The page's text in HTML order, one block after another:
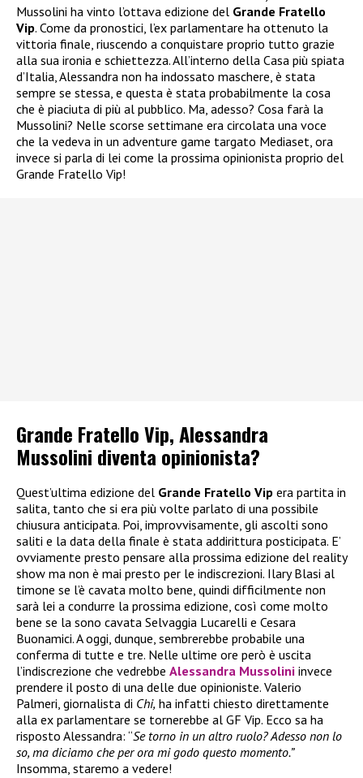
Mussolini ha vinto l’ottava edizione del Grande Fratello
Vip. Come da pronostici, l’ex parlamentare ha ottenuto la
vittoria finale, riuscendo a conquistare proprio tutto grazie
alla sua ironia e schiettezza. All’interno della Casa più spiata
d’Italia, Alessandra non ha indossato maschere, è stata
sempre se stessa, e questa è stata probabilmente la cosa
che è piaciuta di più al pubblico. Ma, adesso? Cosa farà la
Mussolini? Nelle scorse settimane era circolata una voce
che la vedeva in un adventure game targato Mediaset, ora
invece si parla di lei come la prossima opinionista proprio del
Grande Fratello Vip!
Grande Fratello Vip, Alessandra
Mussolini diventa opinionista?
Quest’ultima edizione del Grande Fratello Vip era partita in
salita, tanto che si era più volte parlato di una possibile
chiusura anticipata. Poi, improvvisamente, gli ascolti sono
saliti e la data della finale è stata addirittura posticipata. E’
ovviamente presto pensare alla prossima edizione del reality
show ma non è mai presto per le indiscrezioni. Ilary Blasi al
timone se l’è cavata molto bene, quindi difficilmente non
sarà lei a condurre la prossima edizione, così come molto
bene se la sono cavata Selvaggia Lucarelli e Cesara
Buonamici. A oggi, dunque, sembrerebbe probabile una
conferma di tutte e tre. Nelle ultime ore però è uscita
l’indiscrezione che vedrebbe Alessandra Mussolini invece
prendere il posto di una delle due opinioniste. Valerio
Palmeri, giornalista di Chi, ha infatti chiesto direttamente
alla ex parlamentare se tornerebbe al GF Vip. Ecco sa ha
risposto Alessandra: “Se torno in un altro ruolo? Adesso non lo
so, ma diciamo che per ora mi godo questo momento.”
Insomma, staremo a vedere!